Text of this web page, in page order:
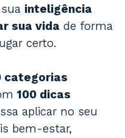
inteligência
sua vida de forma
certo.
categorias
100 dicas
aplicar no seu
bem-estar,